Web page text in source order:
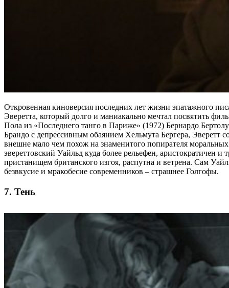
Откровенная киноверсия последних лет жизни эпатажного
Эверетта, который долго и маниакально мечтал посвятить
Пола из «Последнего танго в Париже» (1972) Бернардо
Брандо с депрессивным обаянием Хельмута Бергера, Эверетт
внешне мало чем похож на знаменитого попирателя
эвереттовский Уайльд куда более рельефен, аристократичен
пристанищем британского изгоя, распутна и ветрена. Сам
безвкусие и мракобесие современников – страшнее Голгофы.
7. Тень